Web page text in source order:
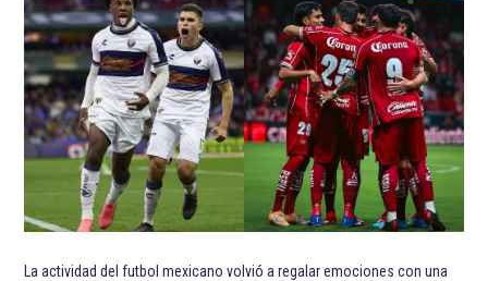
La actividad del futbol mexicano volvió a regalar emociones con una